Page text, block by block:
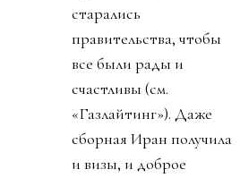
старались
правительства, чтобы
все были рады и
счастливы (см.
«Газлайтинг»). Даже
сборная Иран получила
и визы, и доброе